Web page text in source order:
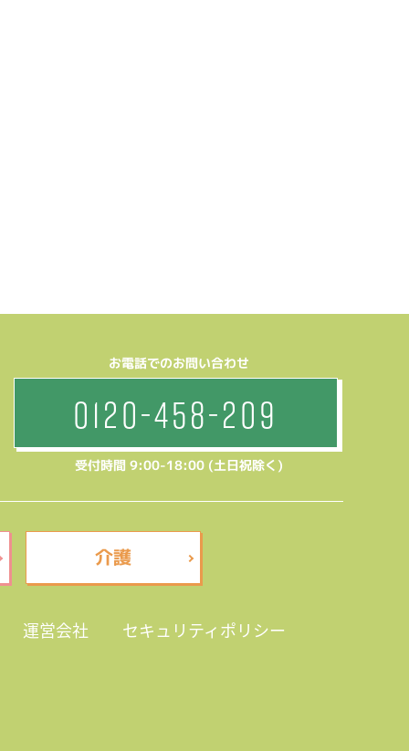
お電話でのお問い合わせ
0120-458-209
受付時間 9:00-18:00 (土日祝除く)
介護
運営会社 セキュリティポリシー